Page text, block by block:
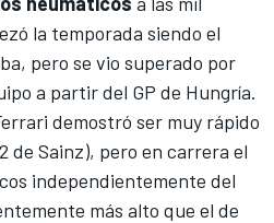
la temporada siendo el
pero se vio superado por
a partir del GP de Hungría.
demostró ser muy rápido
de Sainz), pero en carrera el
independientemente del
más alto que el de